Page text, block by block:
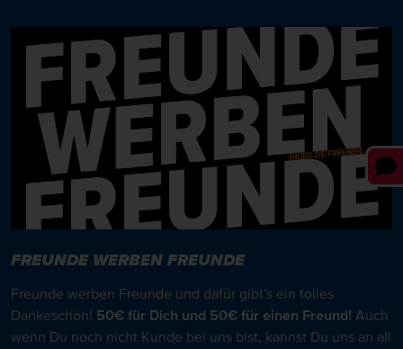
FREUNDE WERBEN FREUNDE
Freunde werben Freunde und dafür gibt’s ein tolles
Dankeschön! 50€ für Dich und 50€ für einen Freund! Auch
wenn Du noch nicht Kunde bei uns bist, kannst Du uns an all